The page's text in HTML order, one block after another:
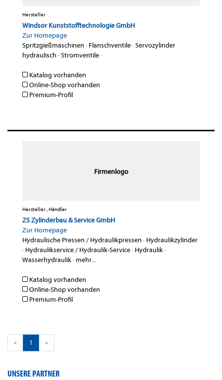
Hersteller
Windsor Kunststofftechnologie GmbH
Zur Homepage
Spritzgießmaschinen · Flanschventile·Servozylinder
hydraulisch ·Stromventile·
Katalog vorhanden
Online-Shop vorhanden
Premium-Profil
Firmenlogo
Hersteller , Händler
ZS Zylinderbau & Service GmbH
Zur Homepage
Hydraulische Pressen / Hydraulikpressen · Hydraulikzylinder
· Hydraulikservice / Hydraulik-Service· Hydraulik·
Wasserhydraulik· mehr...
Katalog vorhanden
Online-Shop vorhanden
Premium-Profil
« 1 »
UNSERE PARTNER